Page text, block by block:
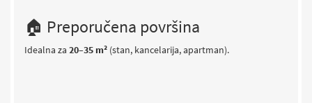
🏠 Preporučena površina
Idealna za 20–35 m² (stan, kancelarija, apartman).